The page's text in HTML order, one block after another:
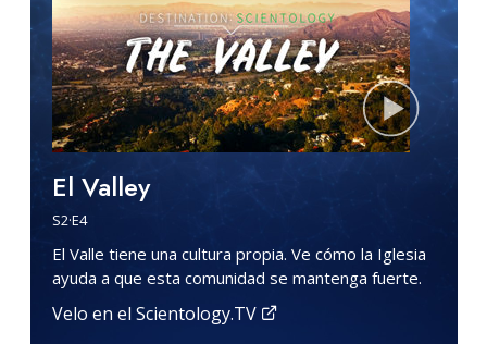
El Valley
S2·E4
El Valle tiene una cultura propia. Ve cómo la Iglesia
ayuda a que esta comunidad se mantenga fuerte.
Velo en el Scientology.TV